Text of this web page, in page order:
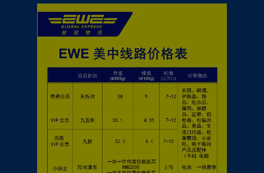
EWE US EXPRESS INC.
2023年10月19日